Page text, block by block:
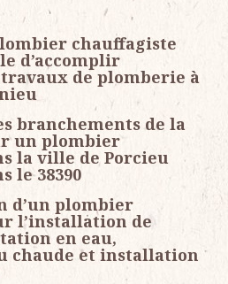
chauffagiste
d’accomplir
de plomberie à
branchements de la
un plombier
la ville de Porcieu
le 38390
d’un plombier
l’installation de
en eau,
chaude et installation